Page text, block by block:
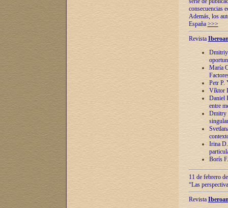
consecuencias
Además, los
España >>>
Revista
Dmitriy
María
Petr P.
Víktor
Daniel
entre
Dmitry
Irina
Borís
11 de febrero
“Las
Revista